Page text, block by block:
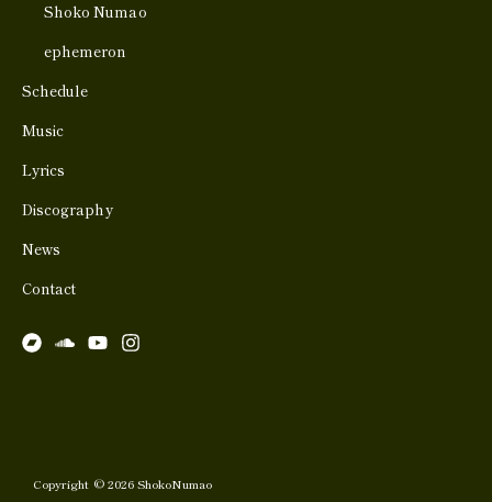
Shoko Numao
ephemeron
Schedule
Music
Lyrics
Discography
News
Contact
Copyright © 2026 ShokoNumao